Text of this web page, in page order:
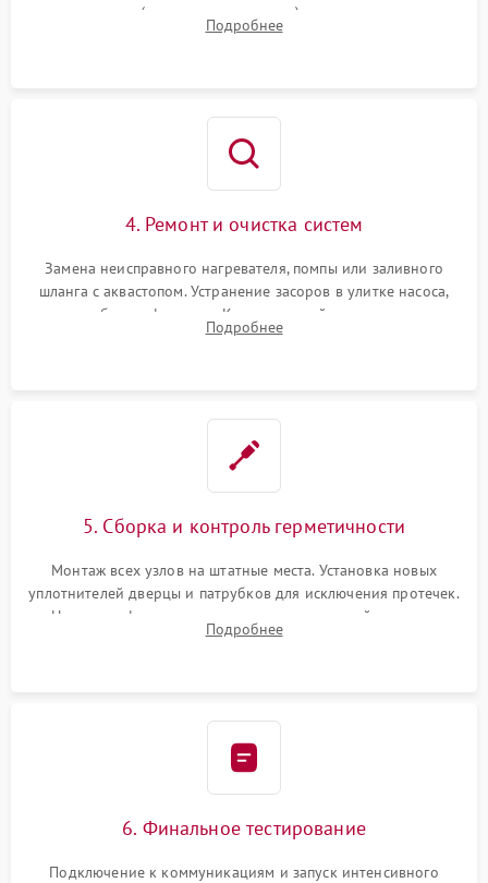
прессостата (датчика уровня воды), датчика мутности,
концевика дверцы и электронного модуля управления.
Подробнее
4. Ремонт и очистка систем
Замена неисправного нагревателя, помпы или заливного
шланга с аквастопом. Устранение засоров в улитке насоса,
патрубках и фильтрах. Компонентный ремонт платы
управления, восстановление поврежденной проводки.
Подробнее
5. Сборка и контроль герметичности
Монтаж всех узлов на штатные места. Установка новых
уплотнителей дверцы и патрубков для исключения протечек.
Надежная фиксация хомутов гидравлической системы,
сборка корпуса и установка датчика поплавка.
Подробнее
6. Финальное тестирование
Подключение к коммуникациям и запуск интенсивного